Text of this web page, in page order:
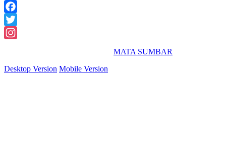
Facebook
Twitter
MATA SUMBAR
Desktop Version Mobile Version